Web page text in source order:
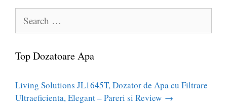
for:
Top Dozatoare Apa
Living Solutions JL1645T, Dozator de Apa cu Filtrare
Ultraeficienta, Elegant – Pareri si Review →